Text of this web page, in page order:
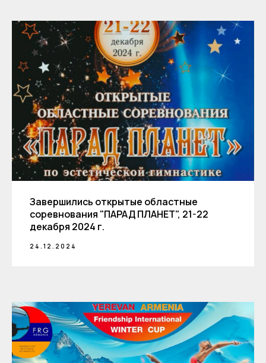
Завершились открытые областные
соревнования "ПАРАД ПЛАНЕТ", 21-22
декабря 2024 г.
24.12.2024